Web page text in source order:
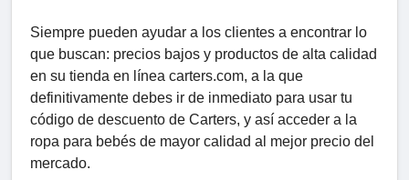
Siempre pueden ayudar a los clientes a encontrar lo
que buscan: precios bajos y productos de alta calidad
en su tienda en línea carters.com, a la que
definitivamente debes ir de inmediato para usar tu
código de descuento de Carters, y así acceder a la
ropa para bebés de mayor calidad al mejor precio del
mercado.